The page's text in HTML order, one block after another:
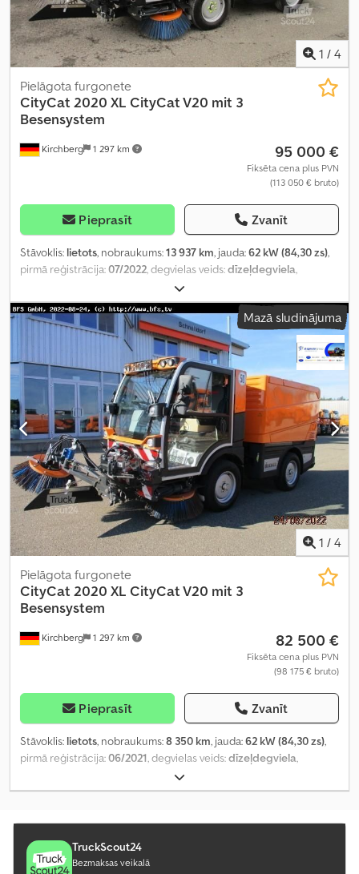
1 / 4
Kirchberg 1 297 km
Pielāgota furgonete
CityCat 2020 XL CityCat V20 mit 3
Besensystem
95 000 €
Fiksēta cena plus PVN
(113 050 € bruto)
Pieprasīt Zvanīt
Stāvoklis: lietots, nobraukums:13 937 km, jauda:62 kW (84,30 zs),
pirmā reģistrācija:07/2022 , degvielas veids:dīzeļdegviela
, nākamā pārbaude (TÜV):
pārnesuma veids:automātisks, emisijas klase:Euro 6, Aprīkojums:
gaisa kondicionēšana, Mazā sludinājuma
1 / 4
Kirchberg 1 297 km
Pielāgota furgonete
CityCat 2020 XL CityCat V20 mit 3
Besensystem
82 500 €
Fiksēta cena plus PVN
(98 175 € bruto)
Pieprasīt Zvanīt
Stāvoklis: lietots, nobraukums:8 350 km, jauda:62 kW (84,30 zs),
pirmā reģistrācija:06/2021, degvielas veids:dīzeļdegviela,
, nākamā pārbaude (TÜV):
pārnesuma veids:automātisks, emisijas klase:Euro 6, Aprīkojums:
TruckScout24
Bezmaksas veikalā